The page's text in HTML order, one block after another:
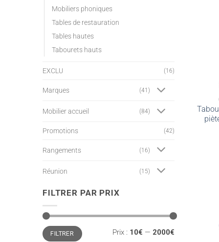
Mobiliers phoniques
Tables de restauration
Tables hautes
Tabourets hauts
EXCLU (16)
Marques (41)
Mobilier accueil (84)
Promotions (42)
Rangements (16)
Réunion (15)
FILTRER PAR PRIX
Prix
min
Prix
maxFILTRER Prix : 10€ — 2000€